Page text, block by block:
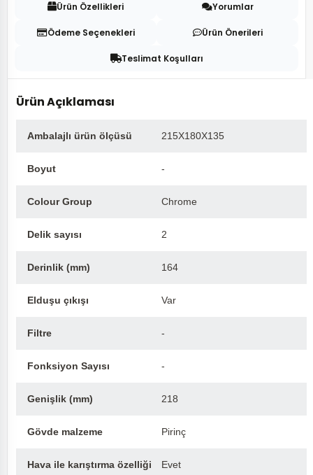
Ürün Özellikleri Yorumlar
Ödeme Seçenekleri Ürün Önerileri
Teslimat Koşulları
Ürün Açıklaması
Ambalajlı ürün ölçüsü 215X180X135
Boyut -
Colour Group Chrome
Delik sayısı 2
Derinlik (mm) 164
Elduşu çıkışı Var
Filtre -
Fonksiyon Sayısı -
Genişlik (mm) 218
Gövde malzeme Pirinç
Hava ile karıştırma özelliği Evet